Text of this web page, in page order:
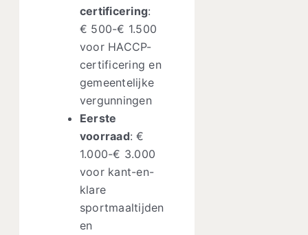
certificering:
€ 500-€ 1.500
voor HACCP-
certificering en
gemeentelijke
vergunningen
Eerste
voorraad: €
1.000-€ 3.000
voor kant-en-
klare
sportmaaltijden
en